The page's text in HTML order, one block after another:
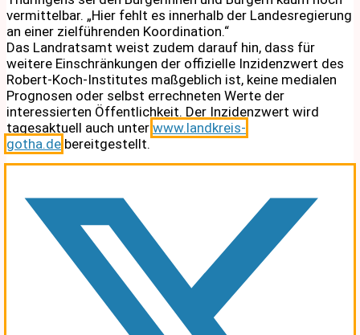
vermittelbar. „Hier fehlt es innerhalb der Landesregierung
an einer zielführenden Koordination.“
Das Landratsamt weist zudem darauf hin, dass für
weitere Einschränkungen der offizielle Inzidenzwert des
Robert-Koch-Institutes maßgeblich ist, keine medialen
Prognosen oder selbst errechneten Werte der
interessierten Öffentlichkeit. Der Inzidenzwert wird
tagesaktuell auch unter www.landkreis-
gotha.de bereitgestellt.